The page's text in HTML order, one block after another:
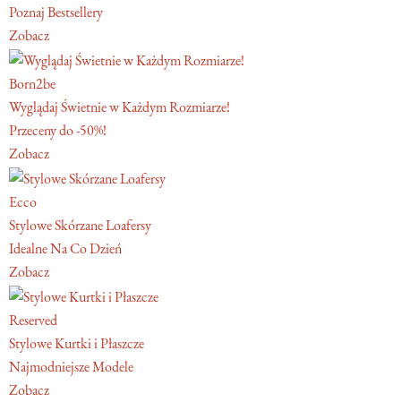
Poznaj Bestsellery
Zobacz
Born2be
Wyglądaj Świetnie w Każdym Rozmiarze!
Przeceny do -50%!
Zobacz
Ecco
Stylowe Skórzane Loafersy
Idealne Na Co Dzień
Zobacz
Reserved
Stylowe Kurtki i Płaszcze
Najmodniejsze Modele
Zobacz